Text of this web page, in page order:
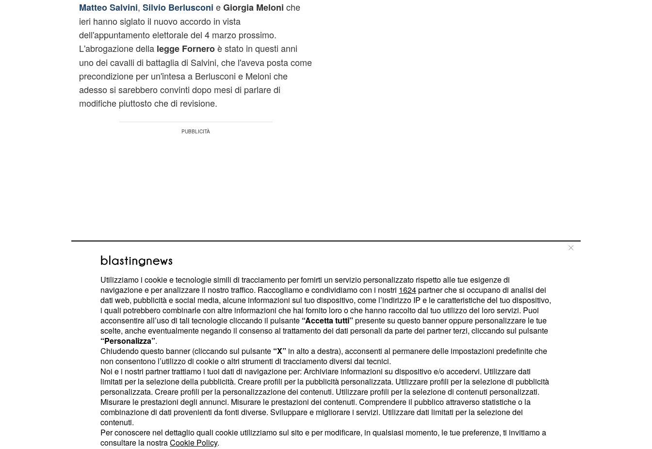
Matteo Salvini, Silvio Berlusconi eGiorgia Meloni che
ieri hanno siglato il nuovo accordo in vista
dell'appuntamento elettorale del 4 marzo prossimo.
L'abrogazione della legge Forneroè stato in questi anni
uno dei cavalli di battaglia di Salvini, che l'aveva posta come
precondizione per un'intesa a Berlusconi e Meloni che
adesso si sarebbero convinti dopo mesi di parlare di
modifiche piuttosto che di revisione.
Pensioni: proposta comune per
Salvini, Berlusconi e Meloni
Ma si sa, siamo in piena campagna elettorale e quindi i
leader del centro-destra strizzano l'occhio agli elettori, la
riforma pensioni del 2011 è uno dei temi più sentiti degli
italiani visto che sono milioni i cittadini che in qualche
maniera hanno subito quella che molti ritengono una legge
previdenziale ingiusta. Sia chi non riesce ad andare in
pensione nonostante tanti anni di lavoro sia chi non riesce a
trovare occupazione ed è vittima della disoccupazione
giovanile o del precariato nella migliore delle ipotesi. Un
Utilizziamo i cookie e tecnologie simili di tracciamento per fornirti un servizio personalizzato rispetto alle tue esigenze di
navigazione e per analizzare il nostro traffico. Raccogliamo e condividiamo con i nostri 1624partner che si occupano di analisi dei
dati web, pubblicità e social media, alcune informazioni sul tuo dispositivo, come l’indirizzo IP e le caratteristiche del tuo dispositivo,
i quali potrebbero combinarle con altre informazioni che hai fornito loro o che hanno raccolto dal tuo utilizzo dei loro servizi. Puoi
acconsentire all’uso di tali tecnologie cliccando il pulsante “Accetta tutti” presente su questo banner oppure personalizzare le tue
scelte, anche eventualmente negando il consenso al trattamento dei dati personali da parte dei partner terzi, cliccando sul pulsante
“Personalizza”.
Chiudendo questo banner (cliccando sul pulsante “X” in alto a destra), acconsenti al permanere delle impostazioni predefinite che
non consentono l’utilizzo di cookie o altri strumenti di tracciamento diversi dai tecnici.
Noi e i nostri partner trattiamo i tuoi dati di navigazione per: Archiviare informazioni su dispositivo e/o accedervi. Utilizzare dati
limitati per la selezione della pubblicità. Creare profili per la pubblicità personalizzata. Utilizzare profili per la selezione di pubblicità
personalizzata. Creare profili per la personalizzazione dei contenuti. Utilizzare profili per la selezione di contenuti personalizzati.
Misurare le prestazioni degli annunci. Misurare le prestazioni dei contenuti. Comprendere il pubblico attraverso statistiche o la
combinazione di dati provenienti da fonti diverse. Sviluppare e migliorare i servizi. Utilizzare dati limitati per la selezione dei
contenuti.
Per conoscere nel dettaglio quali cookie utilizziamo sul sito e per modificare, in qualsiasi momento, le tue preferenze, ti invitiamo a
consultare la nostraCookie Policy.